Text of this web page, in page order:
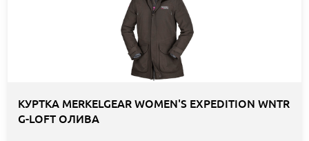
КУРТКА MERKELGEAR WOMEN'S EXPEDITION WNTR
G-LOFT ОЛИВА